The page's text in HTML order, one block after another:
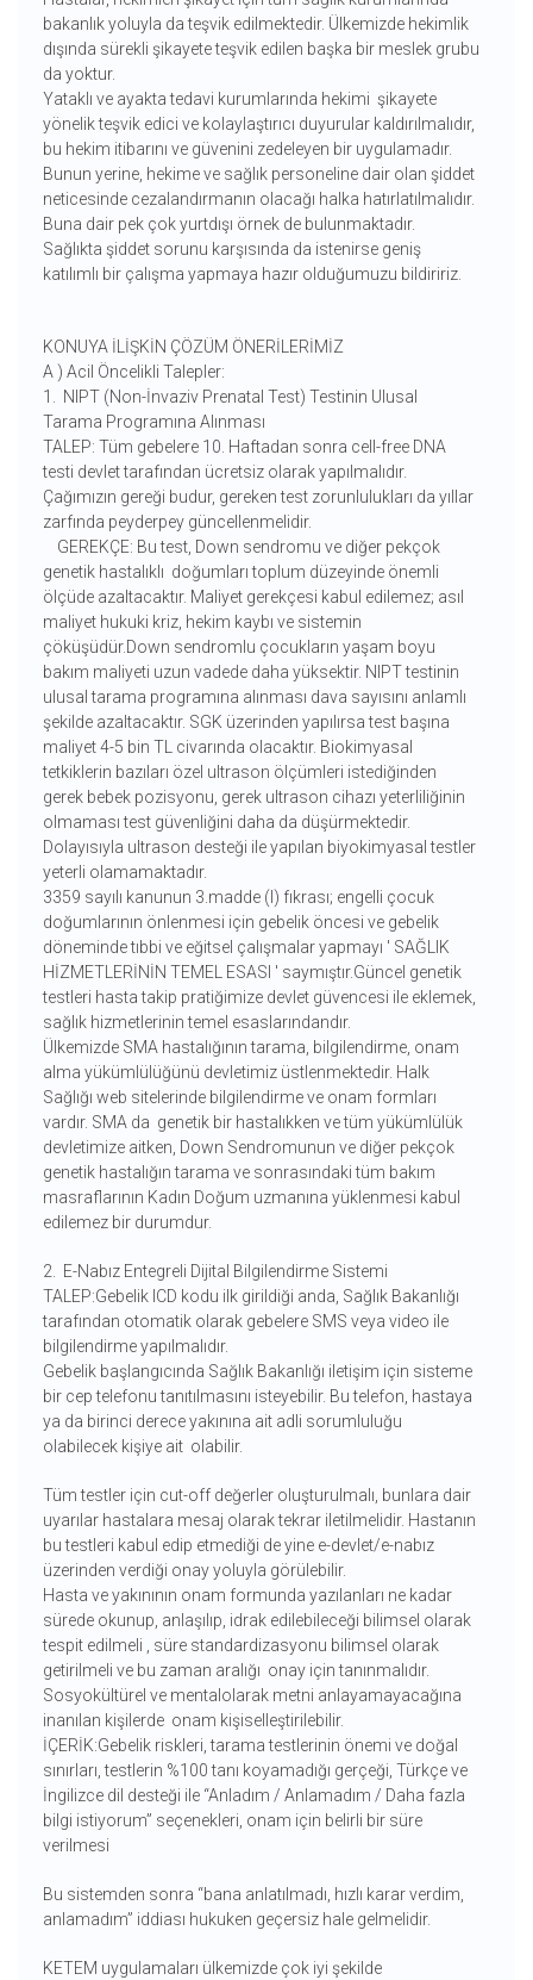
bakanlık yoluyla da teşvik edilmektedir. Ülkemizde hekimlik
dışında sürekli şikayete teşvik edilen başka bir meslek grubu
da yoktur.
Yataklı ve ayakta tedavi kurumlarında hekimi şikayete
yönelik teşvik edici ve kolaylaştırıcı duyurular kaldırılmalıdır,
bu hekim itibarını ve güvenini zedeleyen bir uygulamadır.
Bunun yerine, hekime ve sağlık personeline dair olan şiddet
neticesinde cezalandırmanın olacağı halka hatırlatılmalıdır.
Buna dair pek çok yurtdışı örnek de bulunmaktadır.
Sağlıkta şiddet sorunu karşısında da istenirse geniş
katılımlı bir çalışma yapmaya hazır olduğumuzu bildiririz.
KONUYA İLİŞKİN ÇÖZÜM ÖNERİLERİMİZ
A ) Acil Öncelikli Talepler:
1. NIPT (Non-İnvaziv Prenatal Test) Testinin Ulusal
Tarama Programına Alınması
TALEP: Tüm gebelere 10. Haftadan sonra cell-free DNA
testi devlet tarafından ücretsiz olarak yapılmalıdır.
Çağımızın gereği budur, gereken test zorunlulukları da yıllar
zarfında peyderpey güncellenmelidir.
GEREKÇE: Bu test, Down sendromu ve diğer pekçok
genetik hastalıklı doğumları toplum düzeyinde önemli
ölçüde azaltacaktır. Maliyet gerekçesi kabul edilemez; asıl
maliyet hukuki kriz, hekim kaybı ve sistemin
çöküşüdür.Down sendromlu çocukların yaşam boyu
bakım maliyeti uzun vadede daha yüksektir. NIPT testinin
ulusal tarama programına alınması dava sayısını anlamlı
şekilde azaltacaktır. SGK üzerinden yapılırsa test başına
maliyet 4-5 bin TL civarında olacaktır. Biokimyasal
tetkiklerin bazıları özel ultrason ölçümleri istediğinden
gerek bebek pozisyonu, gerek ultrason cihazı yeterliliğinin
olmaması test güvenliğini daha da düşürmektedir.
Dolayısıyla ultrason desteği ile yapılan biyokimyasal testler
yeterli olamamaktadır.
3359 sayılı kanunun 3.madde (l) fıkrası; engelli çocuk
doğumlarının önlenmesi için gebelik öncesi ve gebelik
döneminde tıbbi ve eğitsel çalışmalar yapmayı ' SAĞLIK
HİZMETLERİNİN TEMEL ESASI ' saymıştır.Güncel genetik
testleri hasta takip pratiğimize devlet güvencesi ile eklemek,
sağlık hizmetlerinin temel esaslarındandır.
Ülkemizde SMA hastalığının tarama, bilgilendirme, onam
alma yükümlülüğünü devletimiz üstlenmektedir. Halk
Sağlığı web sitelerinde bilgilendirme ve onam formları
vardır. SMA da genetik bir hastalıkken ve tüm yükümlülük
devletimize aitken, Down Sendromunun ve diğer pekçok
genetik hastalığın tarama ve sonrasındaki tüm bakım
masraflarının Kadın Doğum uzmanına yüklenmesi kabul
edilemez bir durumdur.
2. E-Nabız Entegreli Dijital Bilgilendirme Sistemi
TALEP:Gebelik ICD kodu ilk girildiği anda, Sağlık Bakanlığı
tarafından otomatik olarak gebelere SMS veya video ile
bilgilendirme yapılmalıdır.
Gebelik başlangıcında Sağlık Bakanlığı iletişim için sisteme
bir cep telefonu tanıtılmasını isteyebilir. Bu telefon, hastaya
ya da birinci derece yakınına ait adli sorumluluğu
olabilecek kişiye ait olabilir.
Tüm testler için cut-off değerler oluşturulmalı, bunlara dair
uyarılar hastalara mesaj olarak tekrar iletilmelidir. Hastanın
bu testleri kabul edip etmediği de yine e-devlet/e-nabız
üzerinden verdiği onay yoluyla görülebilir.
Hasta ve yakınının onam formunda yazılanları ne kadar
sürede okunup, anlaşılıp, idrak edilebileceği bilimsel olarak
tespit edilmeli , süre standardizasyonu bilimsel olarak
getirilmeli ve bu zaman aralığı onay için tanınmalıdır.
Sosyokültürel ve mentalolarak metni anlayamayacağına
inanılan kişilerde onam kişiselleştirilebilir.
İÇERİK:Gebelik riskleri, tarama testlerinin önemi ve doğal
sınırları, testlerin %100 tanı koyamadığı gerçeği, Türkçe ve
İngilizce dil desteği ile “Anladım / Anlamadım / Daha fazla
bilgi istiyorum” seçenekleri, onam için belirli bir süre
verilmesi
Bu sistemden sonra “bana anlatılmadı, hızlı karar verdim,
anlamadım” iddiası hukuken geçersiz hale gelmelidir.
KETEM uygulamaları ülkemizde çok iyi şekilde